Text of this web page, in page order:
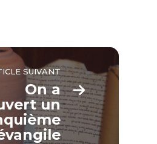
SUIVANT
On a
un